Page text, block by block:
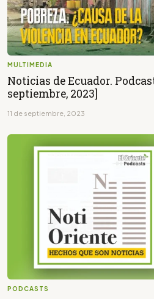
MULTIMEDIA
Noticias de Ecuador.
septiembre, 2023]
11 de septiembre, 2023
PODCASTS